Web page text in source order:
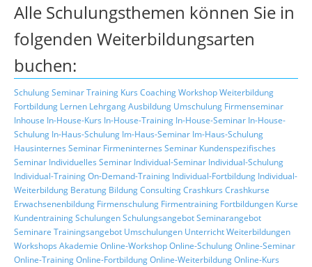
Alle Schulungsthemen können Sie in
folgenden Weiterbildungsarten
buchen:
SchulungSeminarTraining Kurs CoachingWorkshopWeiterbildung
Fortbildung Lernen LehrgangAusbildung Umschulung Firmenseminar
Inhouse In-House-Kurs In-House-Training In-House-Seminar In-House-
Schulung In-Haus-Schulung Im-Haus-Seminar Im-Haus-Schulung
Hausinternes Seminar Firmeninternes Seminar Kundenspezifisches
Seminar Individuelles Seminar Individual-Seminar Individual-Schulung
Individual-TrainingOn-Demand-Training Individual-Fortbildung Individual-
Weiterbildung Beratung BildungConsultingCrashkurs Crashkurse
Erwachsenenbildung Firmenschulung Firmentraining Fortbildungen Kurse
KundentrainingSchulungenSchulungsangebotSeminarangebot
Seminare Trainingsangebot Umschulungen UnterrichtWeiterbildungen
Workshops Akademie Online-WorkshopOnline-SchulungOnline-Seminar
Online-TrainingOnline-FortbildungOnline-WeiterbildungOnline-Kurs